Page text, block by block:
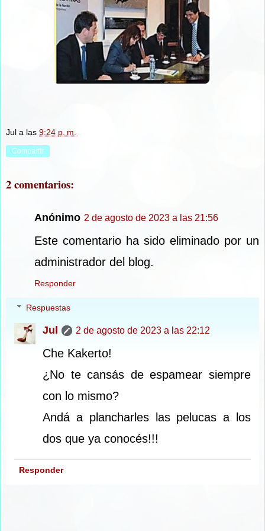
Jul a las 9:24 p. m.
Compartir
2 comentarios:
Anónimo 2 de agosto de 2023 a las 21:56
Este comentario ha sido eliminado por un
administrador del blog.
Responder
Respuestas
Jul 2 de agosto de 2023 a las 22:12
Che Kakerto!
¿No te cansás de espamear siempre
con lo mismo?
Andá a plancharles las pelucas a los
dos que ya conocés!!!
Responder